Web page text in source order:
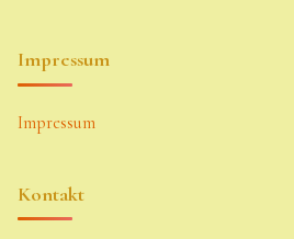
Impressum
Impressum
Kontakt